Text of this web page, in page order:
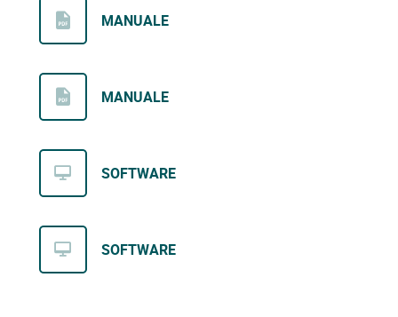
MANUALE
MANUALE
SOFTWARE
SOFTWARE